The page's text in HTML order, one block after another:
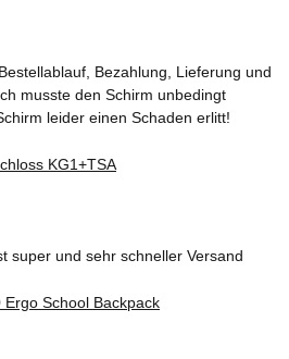
Bezahlung, Lieferung und
musste den Schirm unbedingt
leider einen Schaden erlitt!
super und sehr schneller Versand